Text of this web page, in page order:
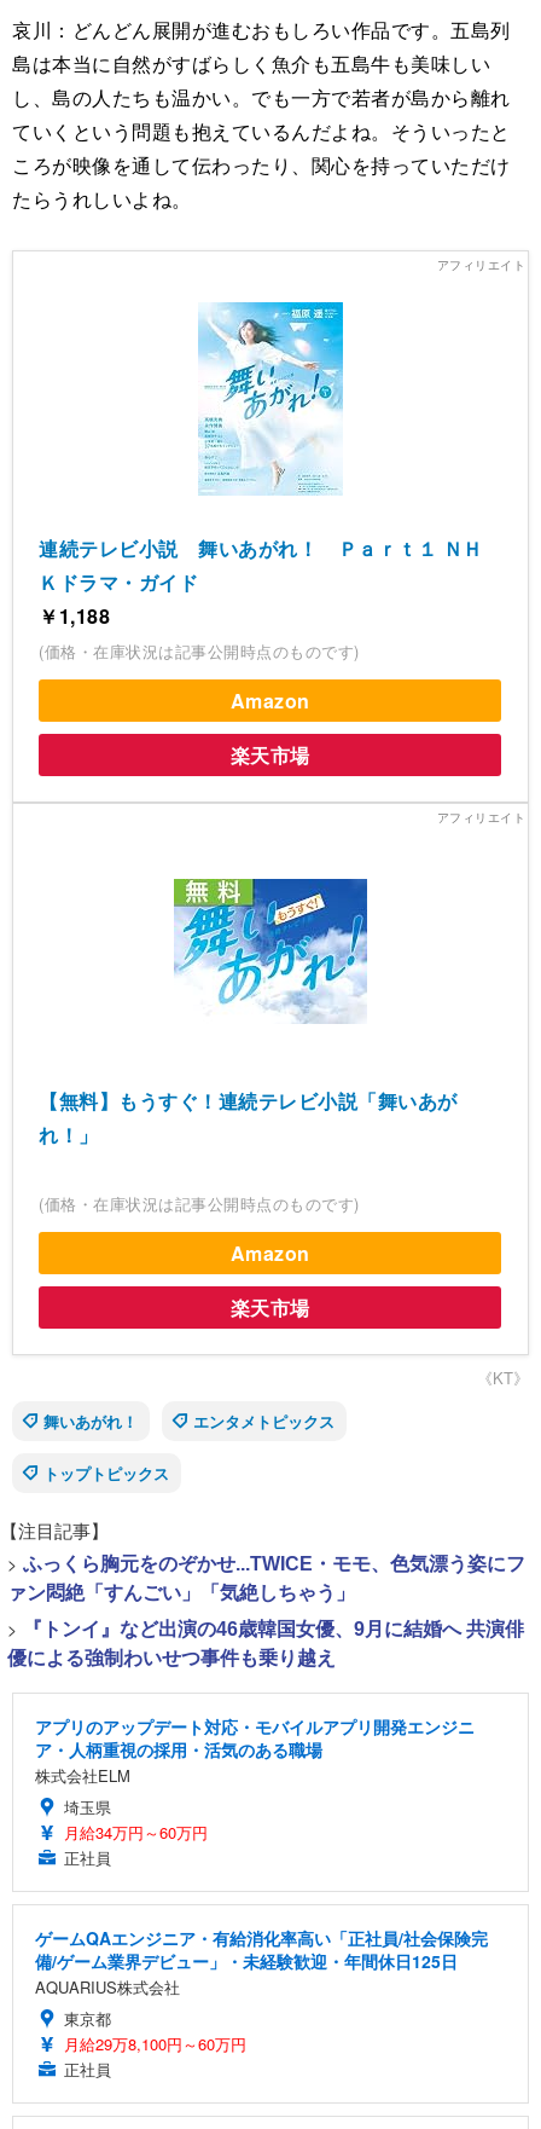
哀川：どんどん展開が進むおもしろい作品です。五島列
島は本当に自然がすばらしく魚介も五島牛も美味しい
し、島の人たちも温かい。でも一方で若者が島から離れ
ていくという問題も抱えているんだよね。そういったと
ころが映像を通して伝わったり、関心を持っていただけ
たらうれしいよね。
連続テレビ小説 舞いあがれ！ Ｐａｒｔ１ ＮＨ
Ｋドラマ・ガイド
￥1,188
(価格・在庫状況は記事公開時点のものです)
Amazon
楽天市場
【無料】もうすぐ！連続テレビ小説「舞いあが
れ！」
(価格・在庫状況は記事公開時点のものです)
Amazon
楽天市場
《KT》
舞いあがれ！
エンタメトピックス
トップトピックス
【注目記事】
> ふっくら胸元をのぞかせ...TWICE・モモ、色気漂う姿にフ
ァン悶絶「すんごい」「気絶しちゃう」
>
『トンイ』など出演の46歳韓国女優、9月に結婚へ 共演俳
優による強制わいせつ事件も乗り越え
アプリのアップデート対応・モバイルアプリ開発エンジニ
ア・人柄重視の採用・活気のある職場
株式会社ELM
埼玉県
月給34万円～60万円
正社員
ゲームQAエンジニア・有給消化率高い「正社員/社会保険完
備/ゲーム業界デビュー」・未経験歓迎・年間休日125日
AQUARIUS株式会社
東京都
月給29万8,100円～60万円
正社員